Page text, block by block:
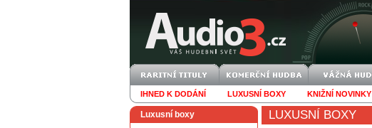
IHNED K DODÁNÍ LUXUSNÍ BOXY KNIŽNÍ NOVINKY
Luxusní boxy LUXUSNÍ BOXY